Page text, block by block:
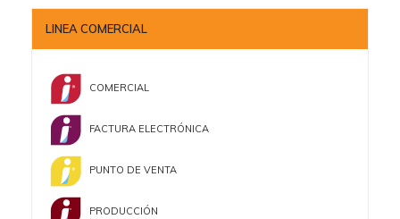
LINEA COMERCIAL
COMERCIAL
FACTURA ELECTRÓNICA
PUNTO DE VENTA
PRODUCCIÓN